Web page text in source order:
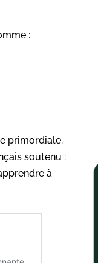
:
primordiale.
soutenu :
à